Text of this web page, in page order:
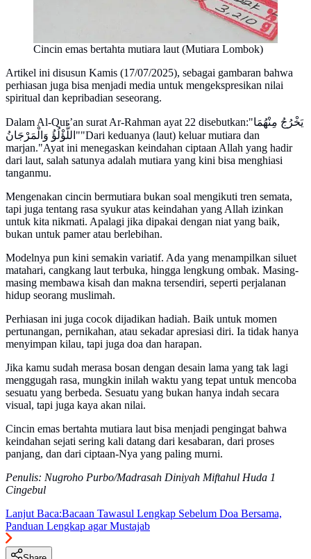
Cincin emas bertahta mutiara laut (Mutiara Lombok)
Artikel ini disusun Kamis (17/07/2025), sebagai gambaran bahwa
perhiasan juga bisa menjadi media untuk mengekspresikan nilai
spiritual dan kepribadian seseorang.
Dalam Al-Qur’an surat Ar-Rahman ayat 22 disebutkan:"يَخْرُجُ مِنْهُمَا
اللُّؤْلُؤُ وَالْمَرْجَانُ""Dari keduanya (laut) keluar mutiara dan
marjan."Ayat ini menegaskan keindahan ciptaan Allah yang hadir
dari laut, salah satunya adalah mutiara yang kini bisa menghiasi
tanganmu.
Mengenakan cincin bermutiara bukan soal mengikuti tren semata,
tapi juga tentang rasa syukur atas keindahan yang Allah izinkan
untuk kita nikmati. Apalagi jika dipakai dengan niat yang baik,
bukan untuk pamer atau berlebihan.
Modelnya pun kini semakin variatif. Ada yang menampilkan siluet
matahari, cangkang laut terbuka, hingga lengkung ombak. Masing-
masing membawa kisah dan makna tersendiri, seperti perjalanan
hidup seorang muslimah.
Perhiasan ini juga cocok dijadikan hadiah. Baik untuk momen
pertunangan, pernikahan, atau sekadar apresiasi diri. Ia tidak hanya
menyimpan kilau, tapi juga doa dan harapan.
Jika kamu sudah merasa bosan dengan desain lama yang tak lagi
menggugah rasa, mungkin inilah waktu yang tepat untuk mencoba
sesuatu yang berbeda. Sesuatu yang bukan hanya indah secara
visual, tapi juga kaya akan nilai.
Cincin emas bertahta mutiara laut bisa menjadi pengingat bahwa
keindahan sejati sering kali datang dari kesabaran, dari proses
panjang, dan dari ciptaan-Nya yang paling murni.
Penulis: Nugroho Purbo/Madrasah Diniyah Miftahul Huda 1
Cingebul
Lanjut Baca:Bacaan Tawasul Lengkap Sebelum Doa Bersama,
Panduan Lengkap agar Mustajab